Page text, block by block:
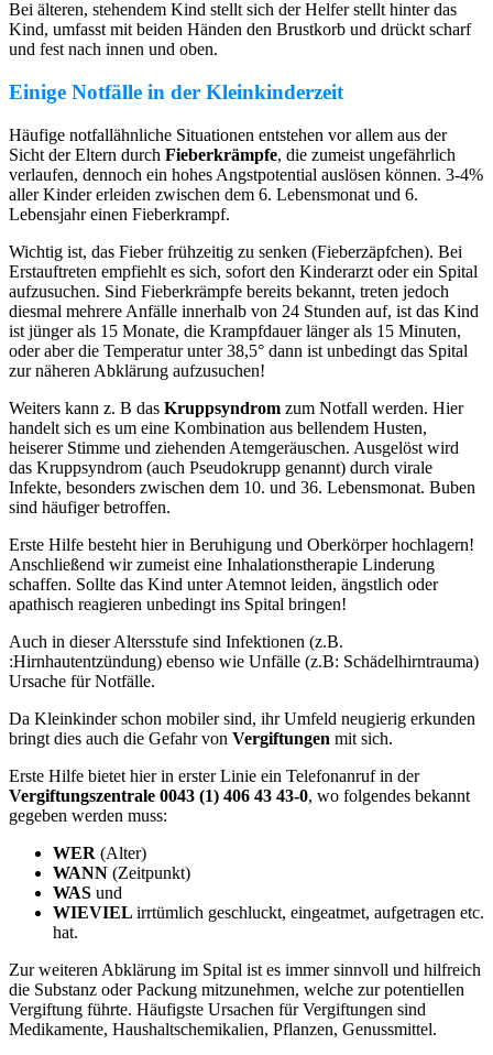
Bei älteren, stehendem Kind stellt sich der Helfer stellt hinter das
Kind, umfasst mit beiden Händen den Brustkorb und drückt scharf
und fest nach innen und oben.
Einige Notfälle in der Kleinkinderzeit
Häufige notfallähnliche Situationen entstehen vor allem aus der
Sicht der Eltern durch Fieberkrämpfe, die zumeist ungefährlich
verlaufen, dennoch ein hohes Angstpotential auslösen können. 3-4%
aller Kinder erleiden zwischen dem 6. Lebensmonat und 6.
Lebensjahr einen Fieberkrampf.
Wichtig ist, das Fieber frühzeitig zu senken (Fieberzäpfchen). Bei
Erstauftreten empfiehlt es sich, sofort den Kinderarzt oder ein Spital
aufzusuchen. Sind Fieberkrämpfe bereits bekannt, treten jedoch
diesmal mehrere Anfälle innerhalb von 24 Stunden auf, ist das Kind
ist jünger als 15 Monate, die Krampfdauer länger als 15 Minuten,
oder aber die Temperatur unter 38,5° dann ist unbedingt das Spital
zur näheren Abklärung aufzusuchen!
Weiters kann z. B das Kruppsyndrom zum Notfall werden. Hier
handelt sich es um eine Kombination aus bellendem Husten,
heiserer Stimme und ziehenden Atemgeräuschen. Ausgelöst wird
das Kruppsyndrom (auch Pseudokrupp genannt) durch virale
Infekte, besonders zwischen dem 10. und 36. Lebensmonat. Buben
sind häufiger betroffen.
Erste Hilfe besteht hier in Beruhigung und Oberkörper hochlagern!
Anschließend wir zumeist eine Inhalationstherapie Linderung
schaffen. Sollte das Kind unter Atemnot leiden, ängstlich oder
apathisch reagieren unbedingt ins Spital bringen!
Auch in dieser Altersstufe sind Infektionen (z.B.
:Hirnhautentzündung) ebenso wie Unfälle (z.B: Schädelhirntrauma)
Ursache für Notfälle.
Da Kleinkinder schon mobiler sind, ihr Umfeld neugierig erkunden
bringt dies auch die Gefahr von Vergiftungen mit sich.
Erste Hilfe bietet hier in erster Linie ein Telefonanruf in der
Vergiftungszentrale 0043 (1) 406 43 43-0, wo folgendes bekannt
gegeben werden muss:
WER (Alter)
WANN (Zeitpunkt)
WAS und
WIEVIEL irrtümlich geschluckt, eingeatmet, aufgetragen etc.
hat.
Zur weiteren Abklärung im Spital ist es immer sinnvoll und hilfreich
die Substanz oder Packung mitzunehmen, welche zur potentiellen
Vergiftung führte. Häufigste Ursachen für Vergiftungen sind
Medikamente, Haushaltschemikalien, Pflanzen, Genussmittel.